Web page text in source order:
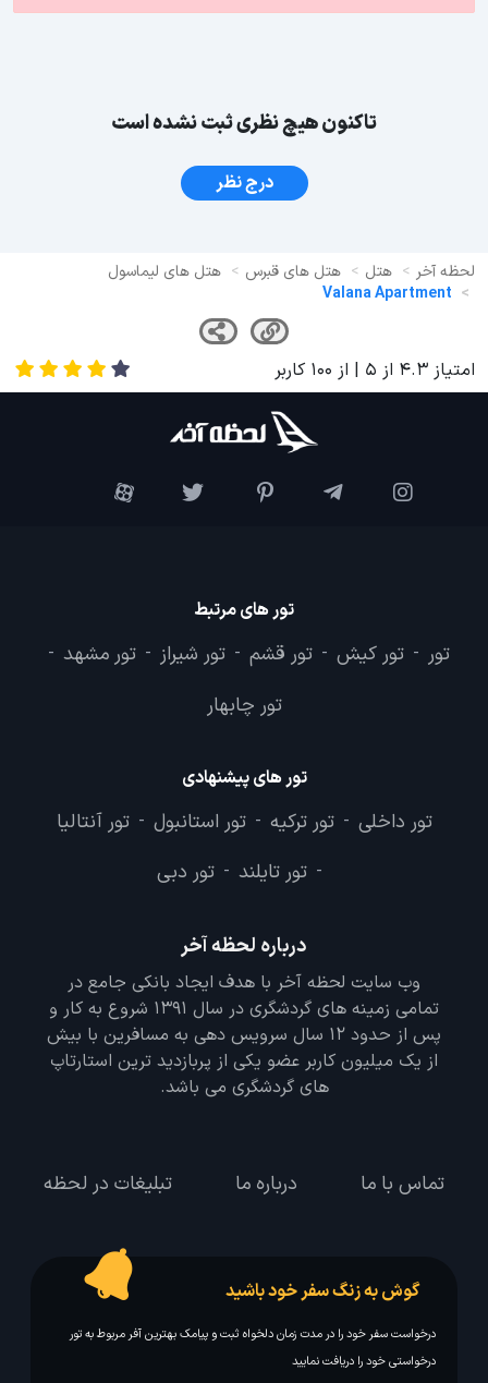
تاکنون هیچ نظری ثبت نشده است
درج نظر
لحظه آخر هتل هتل های قبرس
هتل های لیماسول
Valana Apartment
امتیاز 4.3 از 5 | از 100 کاربر
تور های مرتبط
تور - تور کیش - تور قشم - تور شیراز - تور مشهد -
تور چابهار
تور های پیشنهادی
تور داخلی - تور ترکیه - تور استانبول - تور آنتالیا
- تور تایلند - تور دبی
درباره لحظه آخر
وب سایت لحظه آخر با هدف ایجاد بانکی جامع در
تمامی زمینه های گردشگری در سال 1391 شروع به کار و
پس از حدود 12 سال سرویس دهی به مسافرین با بیش
از یک میلیون کاربر عضو یکی از پربازدید ترین استارتاپ
های گردشگری می باشد.
تماس با ما درباره ما تبلیغات در لحظه
گوش به زنگ سفر خود باشید
درخواست سفر خود را در مدت زمان دلخواه ثبت و پیامک بهترین آفر مربوط به تور
درخواستی خود را دریافت نمایید